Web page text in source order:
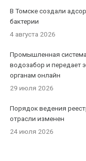
В Томске создали
бактерии
4 августа 2026
Промышленная
водозабор и передает
органам онлайн
29 июля 2026
Порядок ведения
отрасли изменен
24 июля 2026